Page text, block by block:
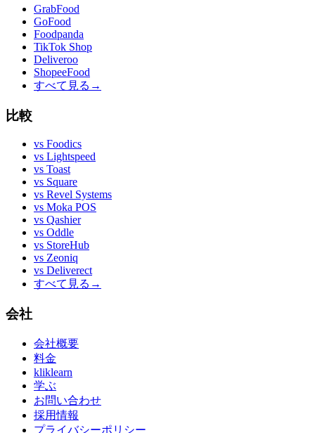
GrabFood
GoFood
Foodpanda
TikTok Shop
Deliveroo
ShopeeFood
すべて見る →
比較
vs Foodics
vs Lightspeed
vs Toast
vs Square
vs Revel Systems
vs Moka POS
vs Qashier
vs Oddle
vs StoreHub
vs Zeoniq
vs Deliverect
すべて見る →
会社
会社概要
料金
kliklearn
学ぶ
お問い合わせ
採用情報
プライバシーポリシー